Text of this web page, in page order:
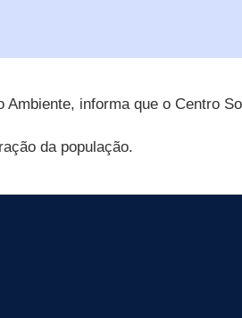
informa que o Centro
da população.